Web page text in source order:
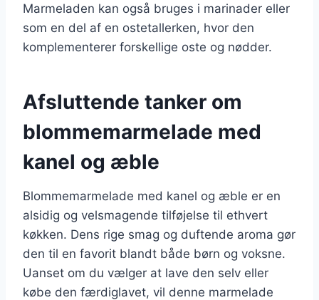
Marmeladen kan også bruges i marinader eller
som en del af en ostetallerken, hvor den
komplementerer forskellige oste og nødder.
Afsluttende tanker om
blommemarmelade med
kanel og æble
Blommemarmelade med kanel og æble er en
alsidig og velsmagende tilføjelse til ethvert
køkken. Dens rige smag og duftende aroma gør
den til en favorit blandt både børn og voksne.
Uanset om du vælger at lave den selv eller
købe den færdiglavet, vil denne marmelade